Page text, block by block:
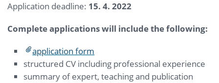
Application deadline: 15. 4. 2022
Complete applications will include the following:
application form
structured CV including professional experience
summary of expert, teaching and publication